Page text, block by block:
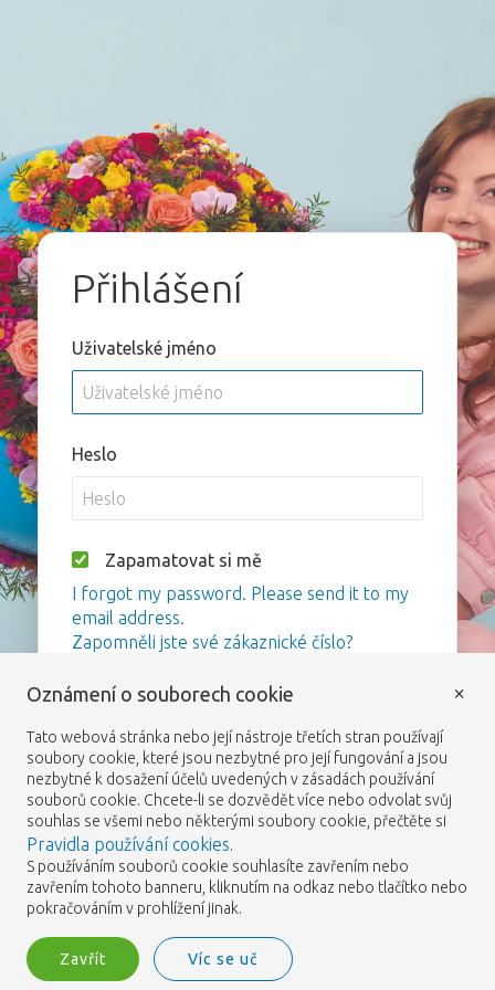
Přihlášení
Uživatelské jméno
Heslo
Zapamatovat si mě
I forgot my password. Please send it to my
email address.
Zapomněli jste své zákaznické číslo?
Oznámení o souborech cookie
Tato webová stránka nebo její nástroje třetích stran používají
soubory cookie, které jsou nezbytné pro její fungování a jsou
nezbytné k dosažení účelů uvedených v zásadách používání
souborů cookie. Chcete-li se dozvědět více nebo odvolat svůj
souhlas se všemi nebo některými soubory cookie, přečtěte si
Pravidla používání cookies.
S používáním souborů cookie souhlasíte zavřením nebo
zavřením tohoto banneru, kliknutím na odkaz nebo tlačítko nebo
pokračováním v prohlížení jinak.
Zavřít Víc se uč
×